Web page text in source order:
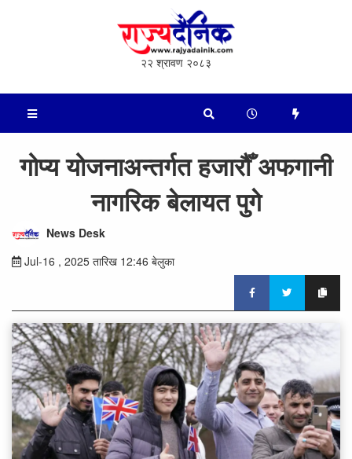
२२ श्रावण २०८३
गोप्य योजनाअन्तर्गत हजारौँ अफगानी
नागरिक बेलायत पुगे
News Desk
Jul-16 , 2025 तारिख 12:46 बेलुका